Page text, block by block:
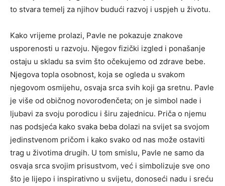
to stvara temelj za njihov budući razvoj i uspjeh u životu.
Kako vrijeme prolazi, Pavle ne pokazuje znakove
usporenosti u razvoju. Njegov fizički izgled i ponašanje
ostaju u skladu sa svim što očekujemo od zdrave bebe.
Njegova topla osobnost, koja se ogleda u svakom
njegovom osmijehu, osvaja srca svih koji ga sretnu. Pavle
je više od običnog novorođenčeta; on je simbol nade i
ljubavi za svoju porodicu i širu zajednicu. Priča o njemu
nas podsjeća kako svaka beba dolazi na svijet sa svojom
jedinstvenom pričom i kako svako od nas može ostaviti
trag u životima drugih. U tom smislu, Pavle ne samo da
osvaja srca svojim prisustvom, već i simbolizuje sve ono
što je lijepo i inspirativno u svijetu, donoseći nadu i sreću